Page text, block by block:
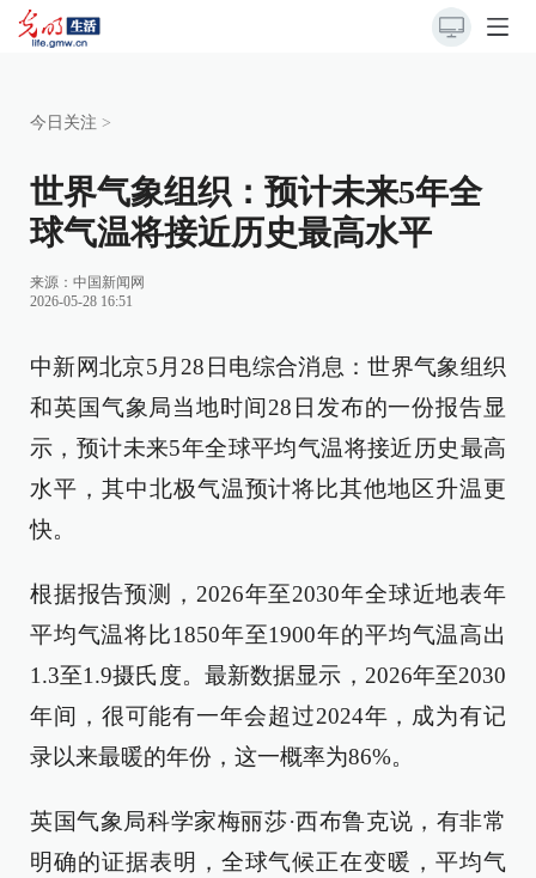
今日关注 >
世界气象组织：预计未来5年全
球气温将接近历史最高水平
来源： 中国新闻网
2026-05-28 16:51
中新网北京5月28日电综合消息：世界气象组织
和英国气象局当地时间28日发布的一份报告显
示，预计未来5年全球平均气温将接近历史最高
水平，其中北极气温预计将比其他地区升温更
快。
根据报告预测，2026年至2030年全球近地表年
平均气温将比1850年至1900年的平均气温高出
1.3至1.9摄氏度。最新数据显示，2026年至2030
年间，很可能有一年会超过2024年，成为有记
录以来最暖的年份，这一概率为86%。
英国气象局科学家梅丽莎·西布鲁克说，有非常
明确的证据表明，全球气候正在变暖，平均气